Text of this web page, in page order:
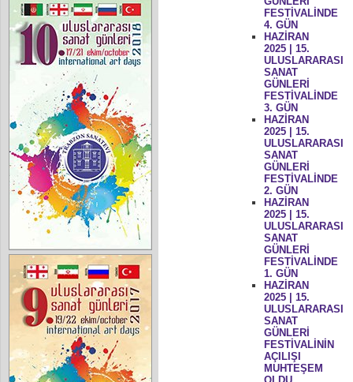
FESTİVALİNDE
4. GÜN
HAZİRAN
2025 | 15.
ULUSLARARASI
SANAT
GÜNLERİ
FESTİVALİNDE
3. GÜN
HAZİRAN
2025 | 15.
ULUSLARARASI
SANAT
GÜNLERİ
FESTİVALİNDE
2. GÜN
HAZİRAN
2025 | 15.
ULUSLARARASI
SANAT
GÜNLERİ
FESTİVALİNDE
1. GÜN
HAZİRAN
2025 | 15.
ULUSLARARASI
SANAT
GÜNLERİ
FESTİVALİNİN
AÇILIŞI
MUHTEŞEM